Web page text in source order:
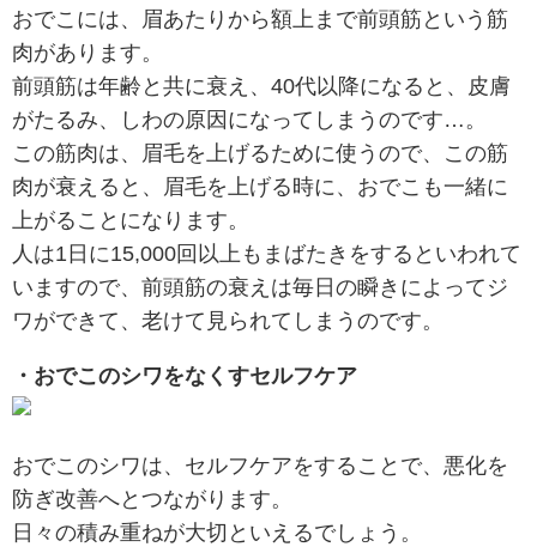
おでこには、眉あたりから額上まで前頭筋という筋
肉があります。
前頭筋は年齢と共に衰え、40代以降になると、皮膚
がたるみ、しわの原因になってしまうのです…。
この筋肉は、眉毛を上げるために使うので、この筋
肉が衰えると、眉毛を上げる時に、おでこも一緒に
上がることになります。
人は1日に15,000回以上もまばたきをするといわれて
いますので、前頭筋の衰えは毎日の瞬きによってジ
ワができて、老けて見られてしまうのです。
・おでこのシワをなくすセルフケア
おでこのシワは、セルフケアをすることで、悪化を
防ぎ改善へとつながります。
日々の積み重ねが大切といえるでしょう。